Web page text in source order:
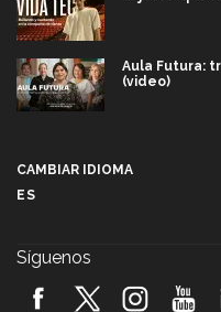
Aula Futura:
(video)
2026! (video)
CAMBIAR IDIOMA
ES
Síguenos